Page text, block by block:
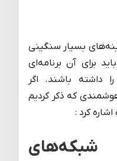
بسیار سنگینی
برای آن برنامه‌ای
داشته باشند. اگر
که ذکر کردیم
کرد :